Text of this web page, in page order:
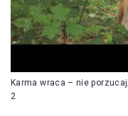
Karma wraca – nie
2